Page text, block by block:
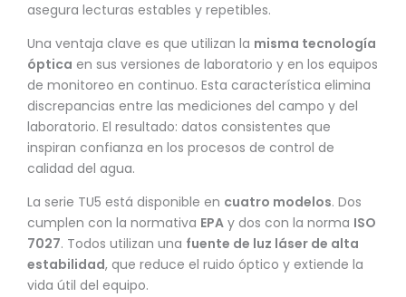
asegura lecturas estables y repetibles.
Una ventaja clave es que utilizan la misma tecnología
óptica en sus versiones de laboratorio y en los equipos
de monitoreo en continuo. Esta característica elimina
discrepancias entre las mediciones del campo y del
laboratorio. El resultado: datos consistentes que
inspiran confianza en los procesos de control de
calidad del agua.
La serie TU5 está disponible en cuatro modelos. Dos
cumplen con la normativa EPA y dos con la norma ISO
7027. Todos utilizan una fuente de luz láser de alta
estabilidad, que reduce el ruido óptico y extiende la
vida útil del equipo.